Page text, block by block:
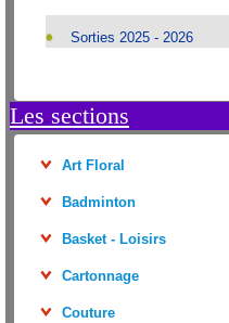
Sorties 2025 - 2026
Les sections
Art Floral
Badminton
Basket - Loisirs
Cartonnage
Couture